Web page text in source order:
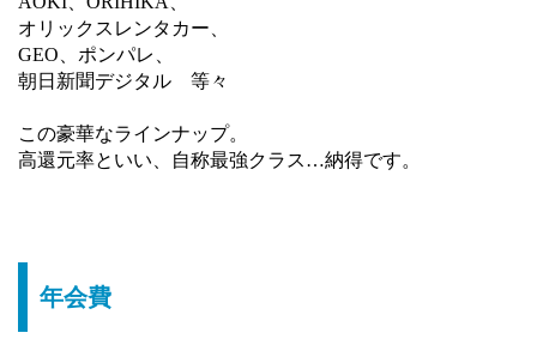
オリックスレンタカー、
GEO、ポンパレ、
朝日新聞デジタル 等々
この豪華なラインナップ。
高還元率といい、自称最強クラス…納得です。
年会費